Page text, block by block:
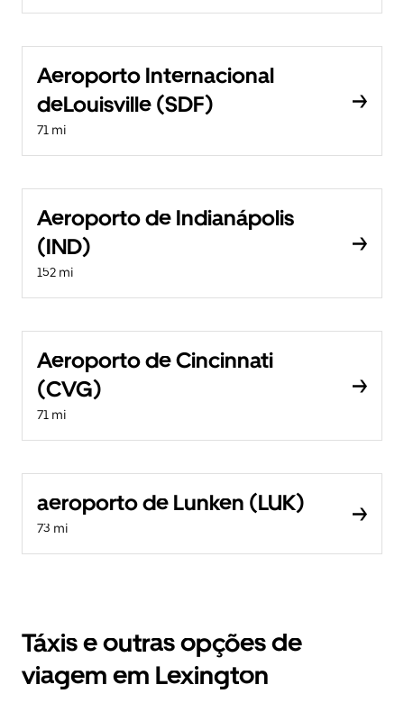
Aeroporto Internacional
deLouisville (SDF)
71 mi
Aeroporto de Indianápolis
(IND)
152 mi
Aeroporto de Cincinnati
(CVG)
71 mi
aeroporto de Lunken (LUK)
73 mi
Táxis e outras opções de
viagem em Lexington